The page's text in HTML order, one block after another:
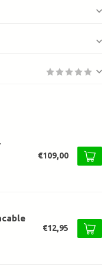
€109,00
€12,95